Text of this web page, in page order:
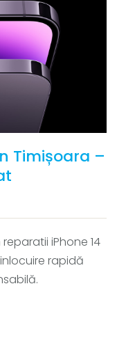
Timișoara –
iPhone 14
rapidă